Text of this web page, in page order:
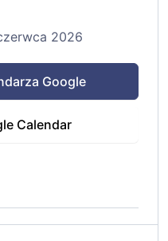
2026
Google
Calendar